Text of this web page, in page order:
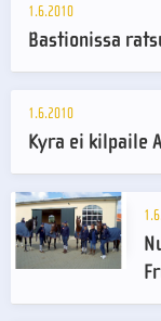
1.6.2010
Bastionissa
1.6.2010
Kyra ei kilpaile